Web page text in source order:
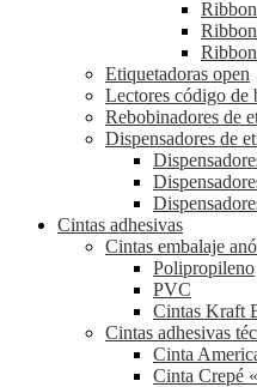
Etiquetadoras open
Lectores código de
Rebobinadores de
Dispensadores de
Cintas adhesivas
Cintas embalaje
Polipropileno
PVC
Cintas Kraft
Cintas adhesivas
Cinta
Cinta Crepé